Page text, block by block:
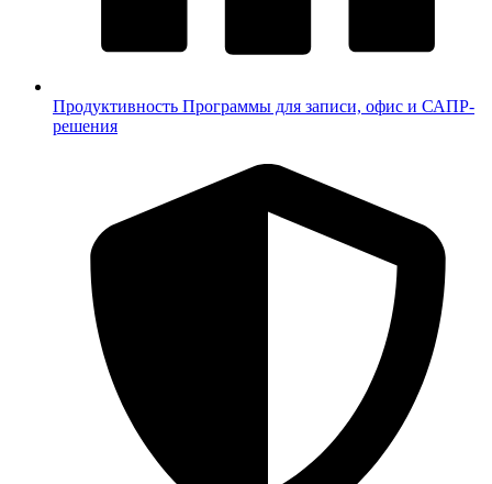
Продуктивность Программы для записи, офис и САПР-
решения